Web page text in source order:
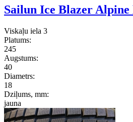
Sailun Ice Blazer Alpine
Viskaļu iela 3
Platums:
245
Augstums:
40
Diametrs:
18
Dziļums, mm:
jauna